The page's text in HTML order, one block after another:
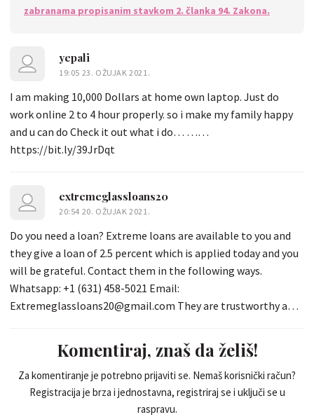
zabranama propisanim stavkom 2. članka 94. Zakona.
yepali
19:05 23. OŽUJAK 2021.
I am making 10,000 Dollars at home own laptop. Just do
work online 2 to 4 hour properly. so i make my family happy
and u can do Check it out what i do… ……
https://bit.ly/39JrDqt
extremeglassloans20
20:54 20. OŽUJAK 2021.
Do you need a loan? Extreme loans are available to you and
they give a loan of 2.5 percent which is applied today and you
will be grateful. Contact them in the following ways.
Whatsapp: +1 (631) 458-5021 Email:
Extremeglassloans20@gmail.com They are trustworthy and
this opportunity to be amazed
Komentiraj, znaš da želiš!
Za komentiranje je potrebno prijaviti se. Nemaš korisnički račun?
Registracija je brza i jednostavna, registriraj se i uključi se u
raspravu.